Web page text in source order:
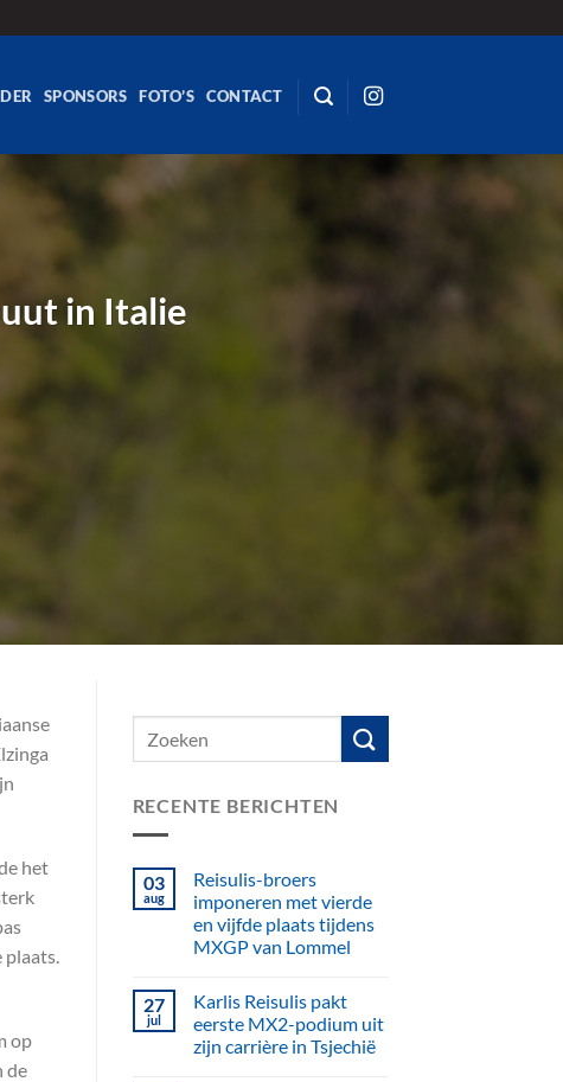
SPONSORS FOTO’S CONTACT
in Italie
het
op
de
RECENTE BERICHTEN
03
aug
Reisulis-broers
imponeren met vierde
en vijfde plaats tijdens
MXGP van Lommel
27
jul
Karlis Reisulis pakt
eerste MX2-podium uit
zijn carrière in Tsjechië